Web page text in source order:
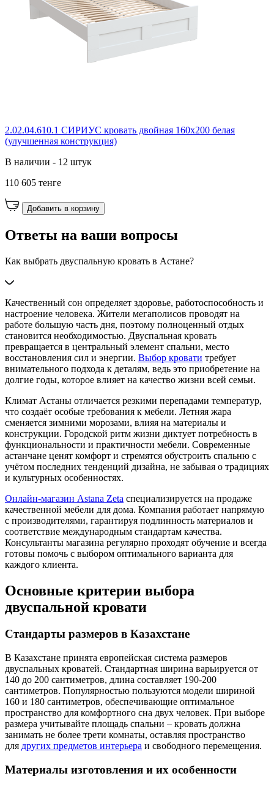
2.02.04.610.1 СИРИУС кровать двойная 160х200 белая
(улучшенная конструкция)
В наличии - 12 штук
110 605 тенге
Добавить в корзину
Ответы на ваши вопросы
Как выбрать двуспальную кровать в Астане?
Качественный сон определяет здоровье, работоспособность и
настроение человека. Жители мегаполисов проводят на
работе большую часть дня, поэтому полноценный отдых
становится необходимостью. Двуспальная кровать
превращается в центральный элемент спальни, место
восстановления сил и энергии. Выбор кровати требует
внимательного подхода к деталям, ведь это приобретение на
долгие годы, которое влияет на качество жизни всей семьи.
Климат Астаны отличается резкими перепадами температур,
что создаёт особые требования к мебели. Летняя жара
сменяется зимними морозами, влияя на материалы и
конструкции. Городской ритм жизни диктует потребность в
функциональности и практичности мебели. Современные
астанчане ценят комфорт и стремятся обустроить спальню с
учётом последних тенденций дизайна, не забывая о традициях
и культурных особенностях.
Онлайн-магазин Astana Zeta специализируется на продаже
качественной мебели для дома. Компания работает напрямую
с производителями, гарантируя подлинность материалов и
соответствие международным стандартам качества.
Консультанты магазина регулярно проходят обучение и всегда
готовы помочь с выбором оптимального варианта для
каждого клиента.
Основные критерии выбора
двуспальной кровати
Стандарты размеров в Казахстане
В Казахстане принята европейская система размеров
двуспальных кроватей. Стандартная ширина варьируется от
140 до 200 сантиметров, длина составляет 190-200
сантиметров. Популярностью пользуются модели шириной
160 и 180 сантиметров, обеспечивающие оптимальное
пространство для комфортного сна двух человек. При выборе
размера учитывайте площадь спальни – кровать должна
занимать не более трети комнаты, оставляя пространство
для других предметов интерьера и свободного перемещения.
Материалы изготовления и их особенности